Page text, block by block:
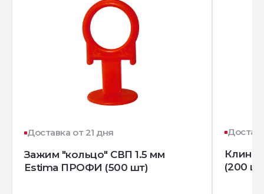
Доставка от 21 дня
Зажим "кольцо" СВП 1.5 мм
Estima ПРОФИ (500 шт)
Клин
(200